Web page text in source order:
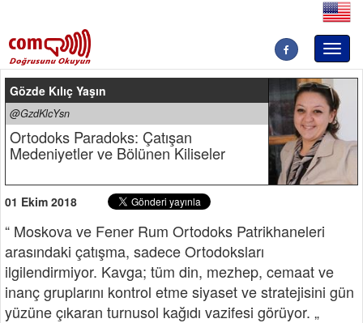
Gözde Kılıç Yaşın
@GzdKlcYsn
Ortodoks Paradoks: Çatışan
Medeniyetler ve Bölünen Kiliseler
01 Ekim 2018
“ Moskova ve Fener Rum Ortodoks Patrikhaneleri
arasındaki çatışma, sadece Ortodoksları
ilgilendirmiyor. Kavga; tüm din, mezhep, cemaat ve
inanç gruplarını kontrol etme siyaset ve stratejisini gün
yüzüne çıkaran turnusol kağıdı vazifesi görüyor. „